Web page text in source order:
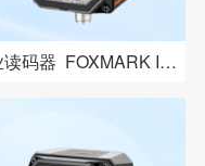
工业读码器 FOXMARK ID406